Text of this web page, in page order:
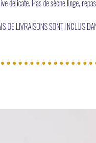
délicate. Pas de sèche linge,
DE LIVRAISONS SONT INCLUS